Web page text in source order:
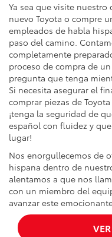
Ya sea que visite
nuevo Toyota o compre
empleados de habla
paso del camino.
completamente
proceso de compra de
pregunta que tenga
Si necesita asegurar el
comprar piezas de
¡tenga la seguridad de
español con fluidez y
lugar!
Nos enorgullecemos de
hispana dentro de
alentamos a que nos
con un miembro del
avanzar este